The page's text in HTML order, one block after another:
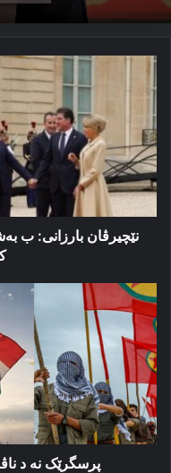
نێچیرڤان
بارزانی:
ب
به‌شداریا
ڤه‌کرنا
ئۆلۆمپیاد
یێن
پاریسێ
که‌یفخوه‌شم
نێچیرڤان بارزانی: ب
پرسگرێک
نە
د
ناڤبەرا
پەدەکێ
و
پەکەکێ
دا
یە
پرسگرێک نە د